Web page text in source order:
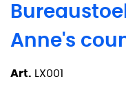
Anne's
Art. LX001